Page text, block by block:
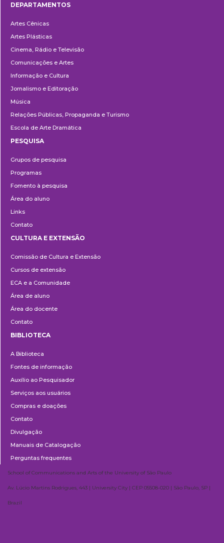
DEPARTAMENTOS
Artes Cênicas
Artes Plásticas
Cinema, Rádio e Televisão
Comunicações e Artes
Informação e Cultura
Jornalismo e Editoração
Música
Relações Públicas, Propaganda e Turismo
Escola de Arte Dramática
PESQUISA
Grupos de pesquisa
Programas
Fomento à pesquisa
Área do aluno
Links
Contato
e
Extensão
CULTURA E EXTENSÃO
Comissão de Cultura e Extensão
Cursos de extensão
ECA e a Comunidade
Área de aluno
Área do docente
Contato
BIBLIOTECA
A Biblioteca
Fontes de informação
Auxílio ao Pesquisador
Serviços aos usuários
Compras e doações
Contato
Divulgação
Manuais de Catalogação
Perguntas frequentes
School of Communications and Arts of the University of São Paulo
Av. Lúcio Martins Rodrigues, 443 | University City | CEP 05508-020 | São Paulo, SP |
Brazil